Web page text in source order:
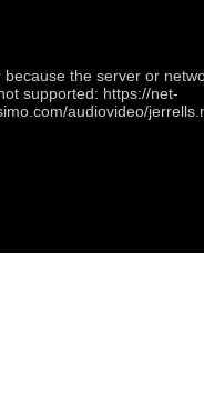
the server or
supported: https://net-
audiovideo/